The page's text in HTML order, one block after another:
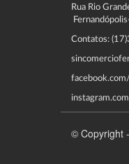
Rua Rio
Contatos:
© Copyright